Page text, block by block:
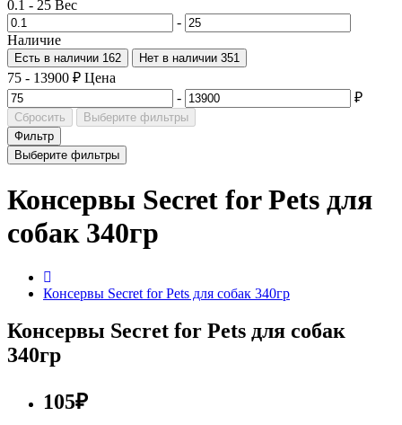
0.1 - 25 Вес
-
Наличие
Есть в наличии 162 Нет в наличии 351
75 - 13900 ₽ Цена
-
₽
Сбросить
Выберите фильтры
Фильтр
Выберите фильтры
Консервы Secret for Pets для
собак 340гр
Консервы Secret for Pets для собак 340гр
Консервы Secret for Pets для собак
340гр
105₽